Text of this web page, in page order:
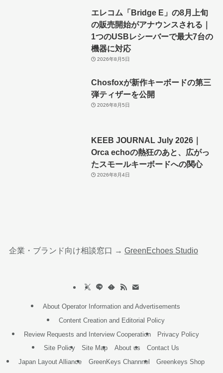
エレコム「Bridge E」の8月上旬
の販売開始がアナウンスされる｜
1つのUSBレシーバーで最大7台の
機器に対応
2026年8月5日
Chosfoxが新作キーボードの第三
弾ティザーを公開
2026年8月5日
KEEB JOURNAL July 2026｜
Orca echoの熱狂のあと、広がっ
たスモールキーボードへの関心
2026年8月4日
企業・ブランド向け相談窓口 → GreenEchoes Studio
About Operator Information and Advertisements
Content Creation and Editorial Policy
Review Requests and Interview Cooperation
Privacy Policy
Site Policy
Site Map About us
Contact Us
Japan Layout Alliance
GreenKeys Channnel
Greenkeys Shop